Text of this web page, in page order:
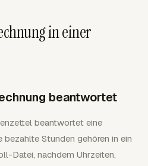
in einer
beantwortet
beantwortet eine
bezahlte Stunden gehören in ein
Datei, nachdem Uhrzeiten,